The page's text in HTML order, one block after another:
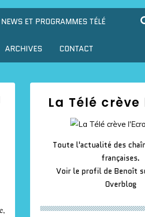
NEWS ET PROGRAMMES TÉLÉ
ARCHIVES CONTACT
La Télé
Toute l'actualité des
françaises.
Voir le profil de Benoît
Overblog